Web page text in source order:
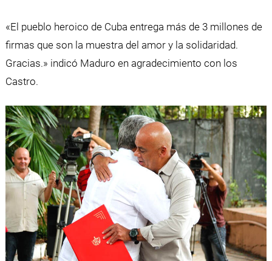
«El pueblo heroico de Cuba entrega más de 3 millones de
firmas que son la muestra del amor y la solidaridad.
Gracias.» indicó Maduro en agradecimiento con los
Castro.